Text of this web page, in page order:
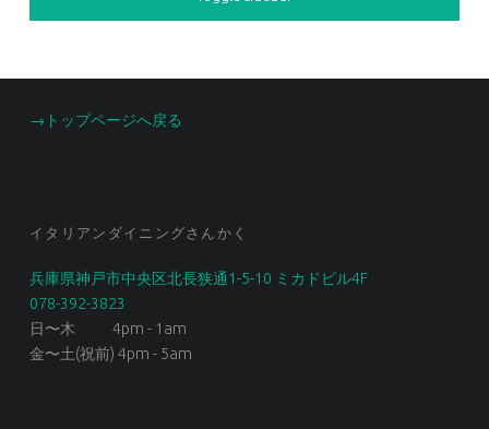
FOOTER SIDEBAR
→トップページへ戻る
イタリアンダイニングさんかく
兵庫県神戸市中央区北長狭通1-5-10 ミカドビル4F
078-392-3823
日〜木 4pm - 1am
金〜土(祝前) 4pm - 5am